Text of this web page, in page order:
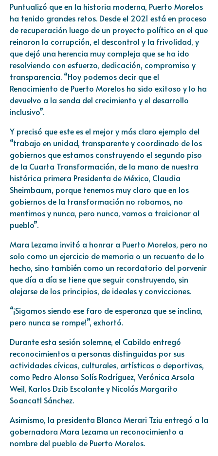
Puntualizó que en la historia moderna, Puerto Morelos
ha tenido grandes retos. Desde el 2021 está en proceso
de recuperación luego de un proyecto político en el que
reinaron la corrupción, el descontrol y la frivolidad, y
que dejó una herencia muy compleja que se ha ido
resolviendo con esfuerzo, dedicación, compromiso y
transparencia. “Hoy podemos decir que el
Renacimiento de Puerto Morelos ha sido exitoso y lo ha
devuelvo a la senda del crecimiento y el desarrollo
inclusivo”.
Y precisó que este es el mejor y más claro ejemplo del
“trabajo en unidad, transparente y coordinado de los
gobiernos que estamos construyendo el segundo piso
de la Cuarta Transformación, de la mano de nuestra
histórica primera Presidenta de México, Claudia
Sheimbaum, porque tenemos muy claro que en los
gobiernos de la transformación no robamos, no
mentimos y nunca, pero nunca, vamos a traicionar al
pueblo”.
Mara Lezama invitó a honrar a Puerto Morelos, pero no
solo como un ejercicio de memoria o un recuento de lo
hecho, sino también como un recordatorio del porvenir
que día a día se tiene que seguir construyendo, sin
alejarse de los principios, de ideales y convicciones.
“¡Sigamos siendo ese faro de esperanza que se inclina,
pero nunca se rompe!”, exhortó.
Durante esta sesión solemne, el Cabildo entregó
reconocimientos a personas distinguidas por sus
actividades cívicas, culturales, artísticas o deportivas,
como Pedro Alonso Solís Rodríguez, Verónica Arsola
Weil, Karlos Dzib Escalante y Nicolás Margarito
Soancatl Sánchez.
Asimismo, la presidenta Blanca Merari Tziu entregó a la
gobernadora Mara Lezama un reconocimiento a
nombre del pueblo de Puerto Morelos.